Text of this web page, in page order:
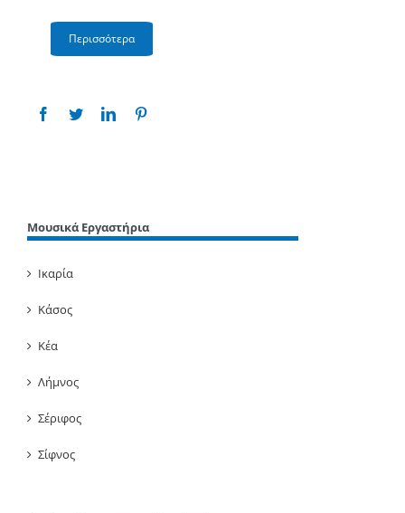
Περισσότερα
Μουσικά Εργαστήρια
Ικαρία
Κάσος
Κέα
Λήμνος
Σέριφος
Σίφνος